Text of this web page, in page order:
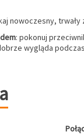
nowoczesny,
: pokonuj
wygląda